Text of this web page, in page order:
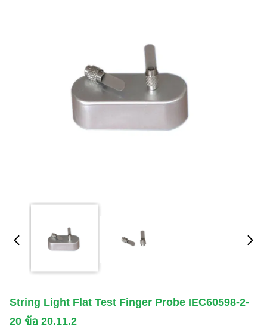
String Light Flat Test Finger Probe IEC60598-2-
20 ข้อ 20.11.2